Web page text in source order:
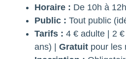
Horaire : De 10h à 12h
Public : Tout public
Tarifs : 4 € adulte | 2
ans) | Gratuit pour les